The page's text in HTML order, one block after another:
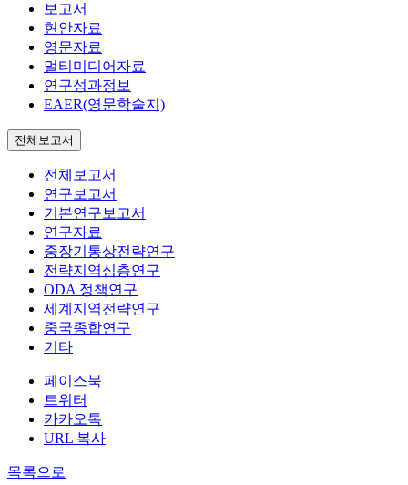
보고서
현안자료
영문자료
멀티미디어자료
연구성과정보
EAER(영문학술지)
전체보고서
전체보고서
연구보고서
기본연구보고서
연구자료
중장기통상전략연구
전략지역심층연구
ODA 정책연구
세계지역전략연구
중국종합연구
기타
페이스북
트위터
카카오톡
URL 복사
목록으로